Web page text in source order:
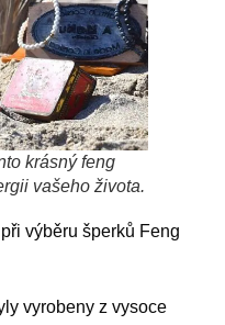
krásný feng
vašeho života.
výběru šperků Feng
vyrobeny z vysoce